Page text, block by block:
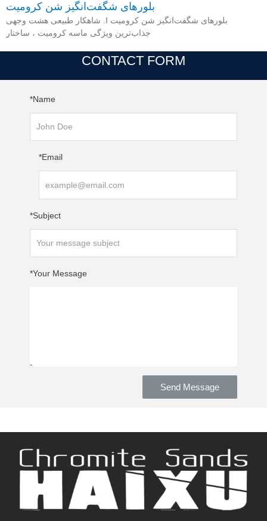
بلورهای شگفت‌انگیز شن کرومیت
بلورهای شگفت‌انگیز شن کرومیت I. شاهکار طبیعی هشت وجهی
جذاب‌ترین ویژگی ماسه کرومیت ، ساختار
CONTACT FORM
Name*
Email*
Subject*
Your Message*
Send Message